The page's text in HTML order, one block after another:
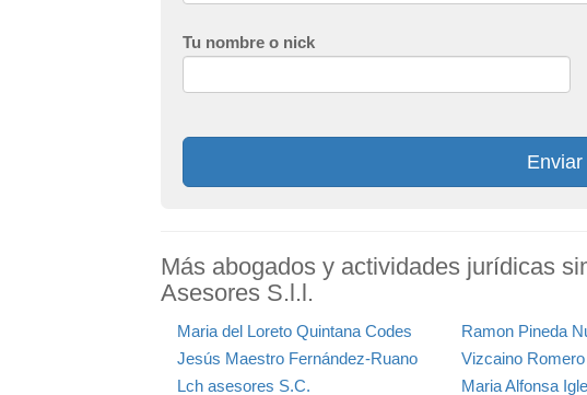
Tu nombre o nick
Más abogados y actividades jurídicas
Asesores S.l.l.
Maria del Loreto Quintana Codes Ramon Pineda
Jesús Maestro Fernández-Ruano
Vizcaino
Lch asesores S.C.
Maria Alfonsa